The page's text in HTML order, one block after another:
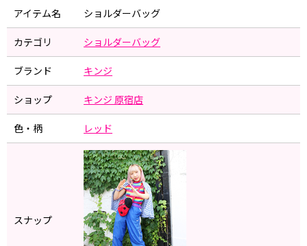
アイテム名 ショルダーバッグ
カテゴリ ショルダーバッグ
ブランド キンジ
ショップ キンジ 原宿店
色・柄 レッド
スナップ